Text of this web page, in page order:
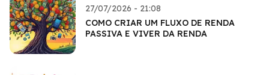
27/07/2026 - 21:08
COMO CRIAR UM FLUXO DE RENDA
PASSIVA E VIVER DA RENDA